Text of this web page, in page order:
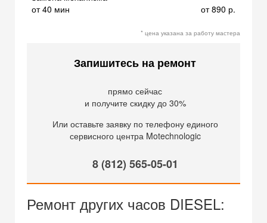
от 40 мин
от 890 р.
* цена указана за работу мастера
Запишитесь на ремонт
прямо сейчас
и получите скидку до 30%
Или оставьте заявку по телефону единого
сервисного центра Motechnologic
8 (812) 565-05-01
Ремонт других часов DIESEL: